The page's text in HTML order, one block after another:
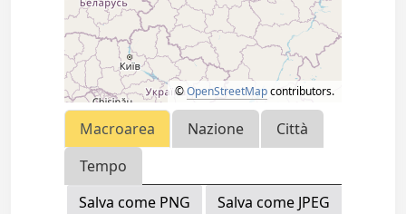
©OpenStreetMapcontributors.
Macroarea Nazione
Città
Tempo
Salva come PNG
Salva come JPEG